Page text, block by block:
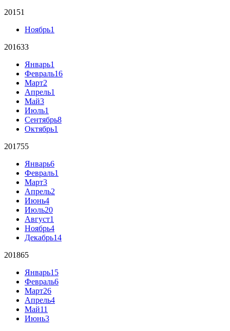
20151
Ноябрь1
201633
Январь1
Февраль16
Март2
Апрель1
Май3
Июль1
Сентябрь8
Октябрь1
201755
Январь6
Февраль1
Март3
Апрель2
Июнь4
Июль20
Август1
Ноябрь4
Декабрь14
201865
Январь15
Февраль6
Март26
Апрель4
Май11
Июнь3